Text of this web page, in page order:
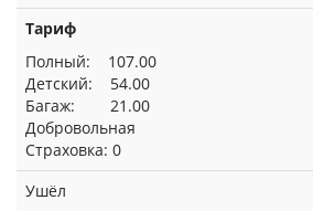
Тариф
Полный: 107.00
Детский: 54.00
Багаж: 21.00
Добровольная
Страховка: 0
Ушёл